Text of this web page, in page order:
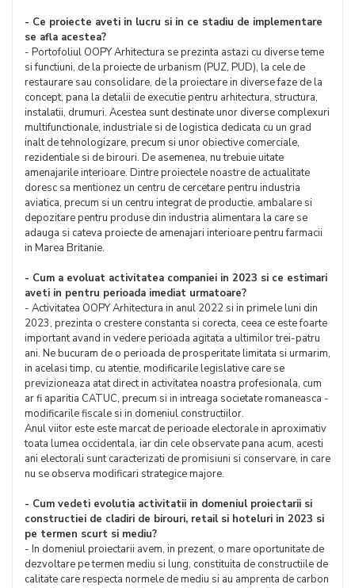
- Ce proiecte aveti in lucru si in ce stadiu de implementare
se afla acestea?
- Portofoliul OOPY Arhitectura se prezinta astazi cu diverse teme
si functiuni, de la proiecte de urbanism (PUZ, PUD), la cele de
restaurare sau consolidare, de la proiectare in diverse faze de la
concept, pana la detalii de executie pentru arhitectura, structura,
instalatii, drumuri. Acestea sunt destinate unor diverse complexuri
multifunctionale, industriale si de logistica dedicata cu un grad
inalt de tehnologizare, precum si unor obiective comerciale,
rezidentiale si de birouri. De asemenea, nu trebuie uitate
amenajarile interioare. Dintre proiectele noastre de actualitate
doresc sa mentionez un centru de cercetare pentru industria
aviatica, precum si un centru integrat de productie, ambalare si
depozitare pentru produse din industria alimentara la care se
adauga si cateva proiecte de amenajari interioare pentru farmacii
in Marea Britanie.
- Cum a evoluat activitatea companiei in 2023 si ce estimari
aveti in pentru perioada imediat urmatoare?
- Activitatea OOPY Arhitectura in anul 2022 si in primele luni din
2023, prezinta o crestere constanta si corecta, ceea ce este foarte
important avand in vedere perioada agitata a ultimilor trei-patru
ani. Ne bucuram de o perioada de prosperitate limitata si urmarim,
in acelasi timp, cu atentie, modificarile legislative care se
previzioneaza atat direct in activitatea noastra profesionala, cum
ar fi aparitia CATUC, precum si in intreaga societate romaneasca -
modificarile fiscale si in domeniul constructiilor.
Anul viitor este este marcat de perioade electorale in aproximativ
toata lumea occidentala, iar din cele observate pana acum, acesti
ani electorali sunt caracterizati de promisiuni si conservare, in care
nu se observa modificari strategice majore.
- Cum vedeti evolutia activitatii in domeniul proiectarii si
constructiei de cladiri de birouri, retail si hoteluri in 2023 si
pe termen scurt si mediu?
- In domeniul proiectarii avem, in prezent, o mare oportunitate de
dezvoltare pe termen mediu si lung, constituita de constructiile de
calitate care respecta normele de mediu si au amprenta de carbon